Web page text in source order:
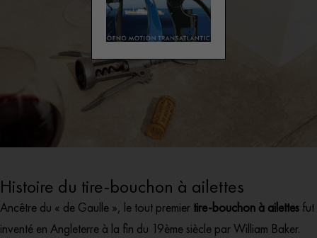
Histoire du tire-bouchon à ailettes
Ancêtre du « de Gaulle », le tout premier tire-bouchon à ailettes fut
inventé en Angleterre à la fin du 19ème siècle par William Baker.